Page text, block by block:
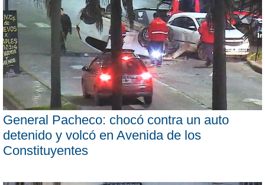
General Pacheco: chocó contra un auto
detenido y volcó en Avenida de los
Constituyentes